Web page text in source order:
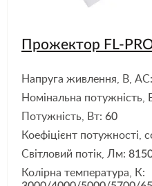
Прожектор FL-
Напруга живлення, В, АС:
Номінальна потужність,
Потужність, Вт: 60
Коефіцієнт потужності,
Світловий потік, Лм:
Колірна температура, К: